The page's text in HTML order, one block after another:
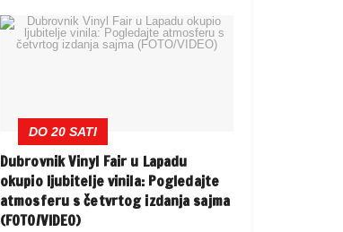
DO 20 SATI
Dubrovnik Vinyl Fair u Lapadu
okupio ljubitelje vinila: Pogledajte
atmosferu s četvrtog izdanja sajma
(FOTO/VIDEO)